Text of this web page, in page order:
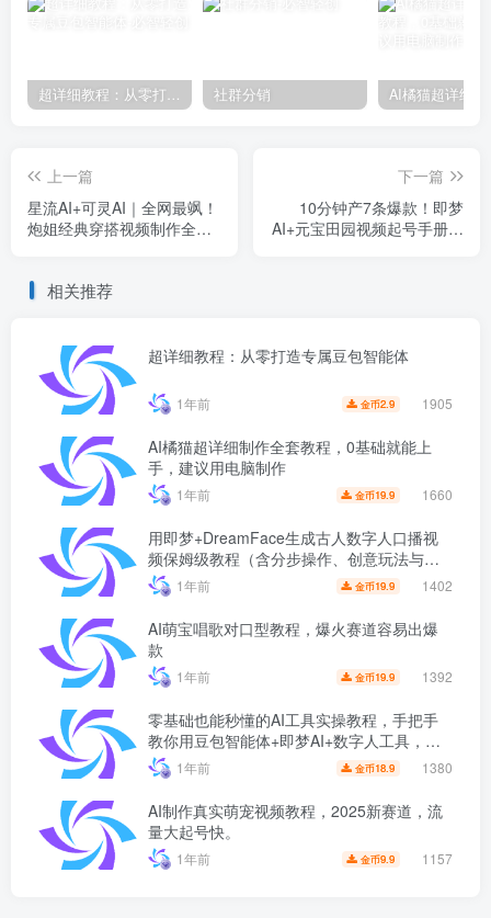
社群分销
上一篇
星流AI+可灵AI｜全网最飒！
炮姐经典穿搭视频制作全流
下一篇
10分钟产7条爆款！即梦
AI+元宝田园视频起号手册，
相关推荐
超详细教程：从零打造专属豆包智能体
1年前 金币2.9 1905
AI橘猫超详细制作全套教程，0基础就能上
手，建议用电脑制作
1年前 金币19.9 1660
用即梦+DreamFace生成古人数字人口播视
频保姆级教程（含分步操作、创意玩法与避
坑指南）
1年前 金币19.9 1402
AI萌宝唱歌对口型教程，爆火赛道容易出爆
款
1年前 金币19.9 1392
零基础也能秒懂的AI工具实操教程，手把手
教你用豆包智能体+即梦AI+数字人工具，制
作超自然的“母子对话”视频！
1年前 金币18.9 1380
AI制作真实萌宠视频教程，2025新赛道，流
量大起号快。
1年前 金币9.9 1157